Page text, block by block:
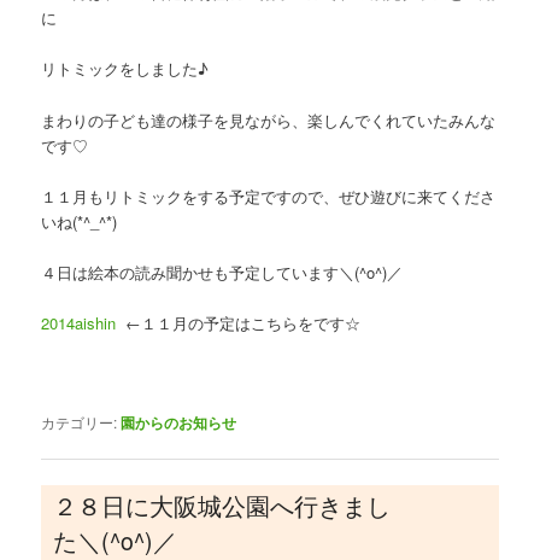
に
リトミックをしました♪
まわりの子ども達の様子を見ながら、楽しんでくれていたみんな
です♡
１１月もリトミックをする予定ですので、ぜひ遊びに来てくださ
いね(*^_^*)
４日は絵本の読み聞かせも予定しています＼(^o^)／
2014aishin ←１１月の予定はこちらをです☆
カテゴリー:園からのお知らせ
２８日に大阪城公園へ行きまし
た＼(^o^)／